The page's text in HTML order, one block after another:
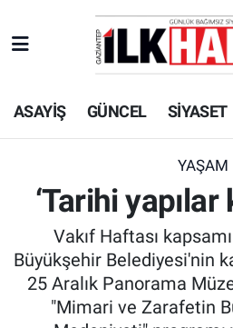
ASAYİŞ GÜNCEL SİYASET
YAŞAM
‘Tarihi yapılar
Vakıf Haftası
Büyükşehir Belediyesi'nin
25 Aralık Panorama
"Mimari ve Zarafetin
EKONOMİ
SİYASET
SPOR
TEKNOLOJİ
ASAYİŞ
Beyoğlu Hava Durumu
Beyoğlu Trafik Yoğunluk
Süper Lig Puan Durumu
Tüm Manşetler
Son Dakika Haberleri
Haber Arşivi